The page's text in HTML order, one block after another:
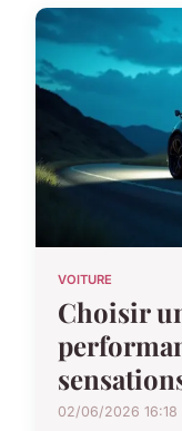
VOITURE
Choisir
02/06/2026 16:18